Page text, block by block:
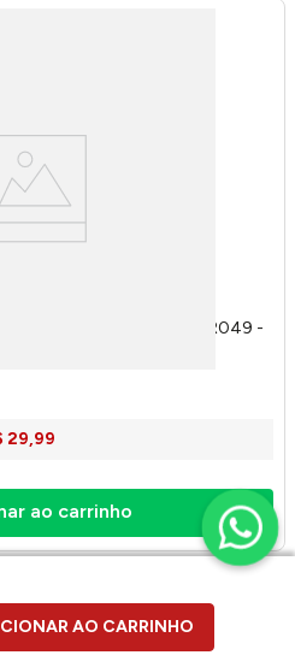
AO CARRINHO
Lotus 1 Litro jarr049 JARR049 -
29,99
ao carrinho